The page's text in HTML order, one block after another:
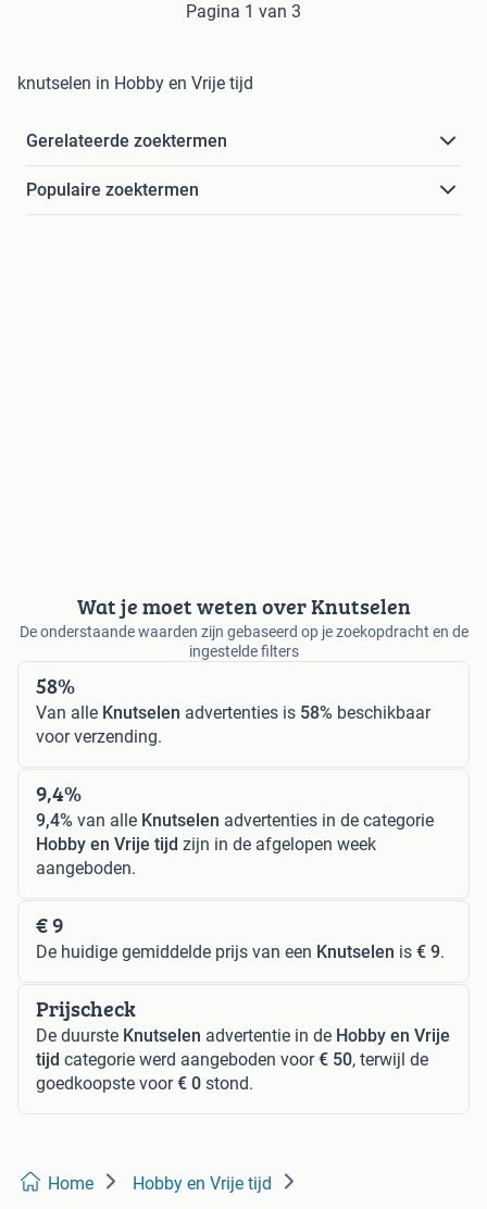
Pagina 1 van 3
knutselen in Hobby en Vrije tijd
Gerelateerde zoektermen
Populaire zoektermen
Wat je moet weten over Knutselen
De onderstaande waarden zijn gebaseerd op je zoekopdracht en de
ingestelde filters
58%
Van alle Knutselen advertenties is 58% beschikbaar
voor verzending.
9,4%
9,4% van alle Knutselen advertenties in de categorie
Hobby en Vrije tijd zijn in de afgelopen week
aangeboden.
€ 9
De huidige gemiddelde prijs van een Knutselen is € 9.
Prijscheck
De duurste Knutselen advertentie in de Hobby en Vrije
tijd categorie werd aangeboden voor€ 50, terwijl de
goedkoopste voor€ 0 stond.
Home Hobby en Vrije tijd